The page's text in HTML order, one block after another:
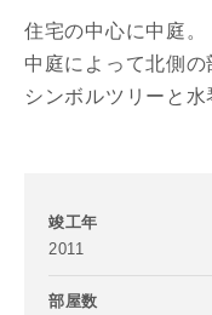
住宅の中心に中庭。
中庭によって北側の
シンボルツリーと水
竣工年
2011
部屋数
お名前